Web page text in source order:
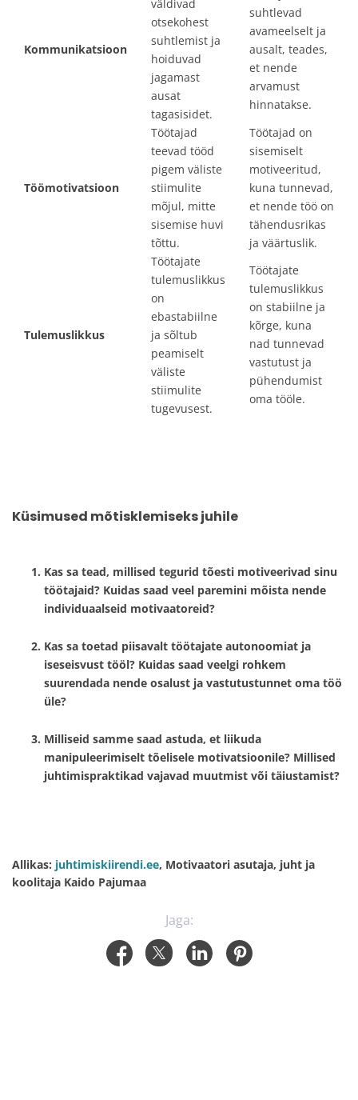
Kommunikatsioon
väldivad
otsekohest
suhtlemist ja
hoiduvad
jagamast
ausat
tagasisidet.
suhtlevad
avameelselt ja
ausalt, teades,
et nende
arvamust
hinnatakse.
Töömotivatsioon
Töötajad
teevad tööd
pigem väliste
stiimulite
mõjul, mitte
sisemise huvi
tõttu.
Töötajad on
sisemiselt
motiveeritud,
kuna tunnevad,
et nende töö on
tähendusrikas
ja väärtuslik.
Tulemuslikkus
Töötajate
tulemuslikkus
on
ebastabiilne
ja sõltub
peamiselt
väliste
stiimulite
tugevusest.
Töötajate
tulemuslikkus
on stabiilne ja
kõrge, kuna
nad tunnevad
vastutust ja
pühendumist
oma tööle.
Küsimused mõtisklemiseks juhile
Kas sa tead, millised tegurid tõesti motiveerivad sinu
töötajaid? Kuidas saad veel paremini mõista nende
individuaalseid motivaatoreid?
Kas sa toetad piisavalt töötajate autonoomiat ja
iseseisvust tööl? Kuidas saad veelgi rohkem
suurendada nende osalust ja vastutustunnet oma töö
üle?
Milliseid samme saad astuda, et liikuda
manipuleerimiselt tõelisele motivatsioonile? Millised
juhtimispraktikad vajavad muutmist või täiustamist?
Allikas: juhtimiskiirendi.ee, Motivaatori asutaja, juht ja
koolitaja Kaido Pajumaa
Jaga: